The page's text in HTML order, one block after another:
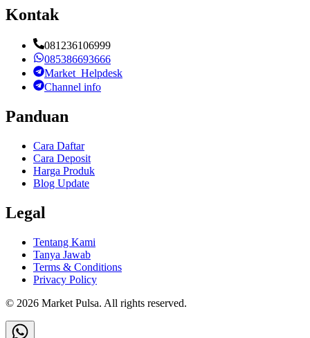
Kontak
081236106999
085386693666
Market_Helpdesk
Channel info
Panduan
Cara Daftar
Cara Deposit
Harga Produk
Blog Update
Legal
Tentang Kami
Tanya Jawab
Terms & Conditions
Privacy Policy
© 2026 Market Pulsa. All rights reserved.